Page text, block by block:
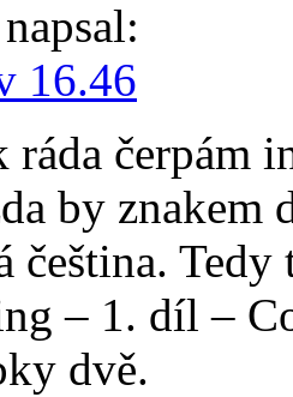
napsal:
16.46
ráda čerpám
by
čeština.
– 1. díl –
dvě.